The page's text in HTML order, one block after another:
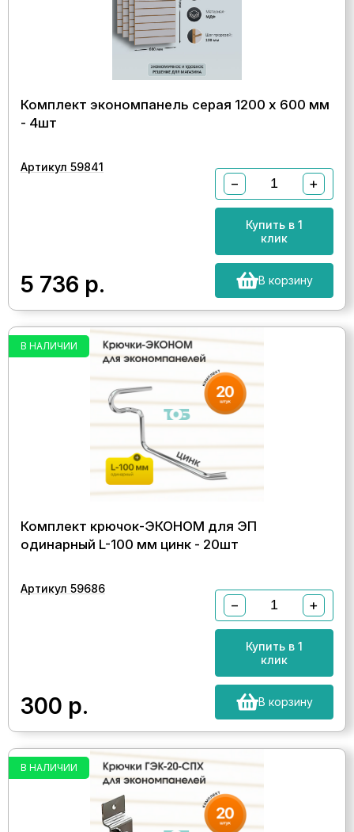
Комплект экономпанель серая 1200 х 600 мм
- 4шт
Артикул 59841
5 736 р.
− +
Купить в 1
клик
В корзину
В НАЛИЧИИ
Комплект крючок-ЭКОНОМ для ЭП
одинарный L-100 мм цинк - 20шт
Артикул 59686
300 р.
− +
Купить в 1
клик
В корзину
В НАЛИЧИИ